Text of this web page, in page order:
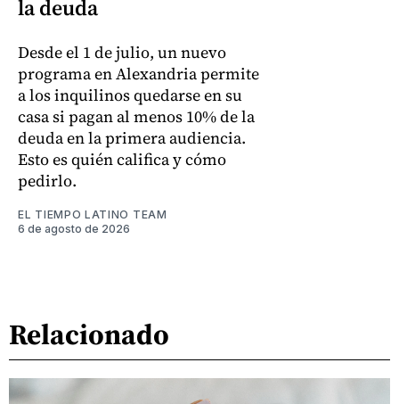
la deuda
Desde el 1 de julio, un nuevo
programa en Alexandria permite
a los inquilinos quedarse en su
casa si pagan al menos 10% de la
deuda en la primera audiencia.
Esto es quién califica y cómo
pedirlo.
EL TIEMPO LATINO TEAM
6 de agosto de 2026
Relacionado